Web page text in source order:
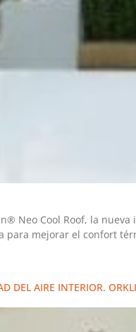
Neo Cool Roof, la
mejorar el confort
DEL AIRE INTERIOR. ORKLI